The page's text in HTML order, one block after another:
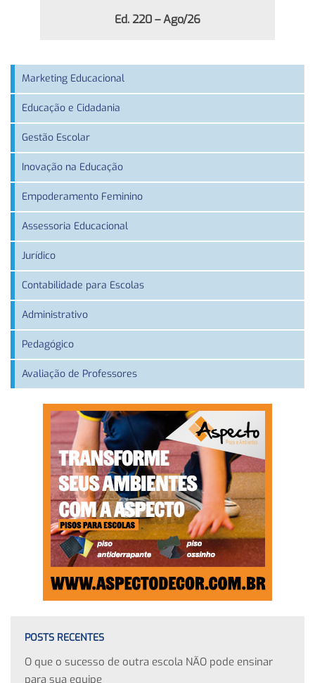
Ed. 220 – Ago/26
Marketing Educacional
Educação e Cidadania
Gestão Escolar
Inovação na Educação
Empoderamento Feminino
Assessoria Educacional
Jurídico
Contabilidade para Escolas
Administrativo
Pedagógico
Avaliação de Professores
POSTS RECENTES
O que o sucesso de outra escola NÃO pode ensinar
para sua equipe